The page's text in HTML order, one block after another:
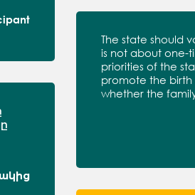
The state should
is not about one-
priorities of the
promote the birth
whether the